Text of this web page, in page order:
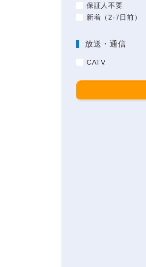
保証人不要
新着（2-7日前）
放送・通信
CATV